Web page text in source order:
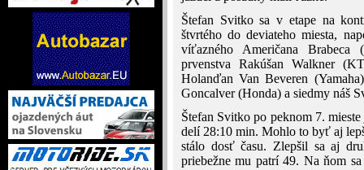
Štefan Svitko sa v etape na
štvrtého do deviateho miesta,
víťazného Američana Brabeca
prvenstva Rakúšan Walkner
Holanďan Van Beveren
Goncalver (Honda) a siedmy náš
Štefan Svitko po peknom 7.
delí 28:10 min. Mohlo to byť aj
stálo dosť času. Zlepšil sa aj
priebežne mu patrí 49. Na ňom